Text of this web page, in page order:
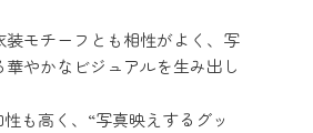
装モチーフとも相性がよく、写
やかなビジュアルを生み出し
も高く、“写真映えするグッ